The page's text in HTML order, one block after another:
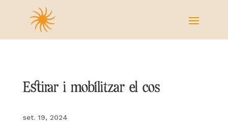
Estirar i mobilitzar el cos
set. 19, 2024